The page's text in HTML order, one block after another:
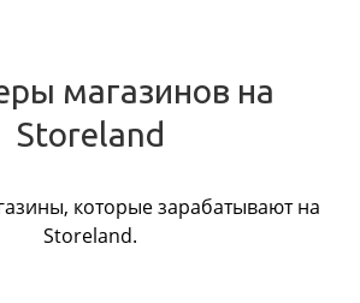
магазинов на
Storeland
которые зарабатывают на
Storeland.